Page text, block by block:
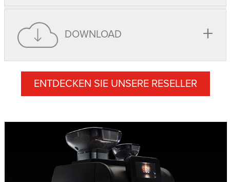
DOWNLOAD +
ENTDECKEN SIE UNSERE RESELLER